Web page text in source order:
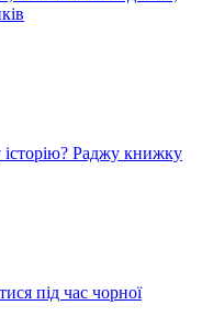
Раджу книжку
під час чорної